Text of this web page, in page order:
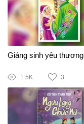
Giáng sinh yêu thương
1.5K 3